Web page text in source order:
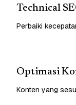
Technical
Perbaiki
Optimasi
Konten yang